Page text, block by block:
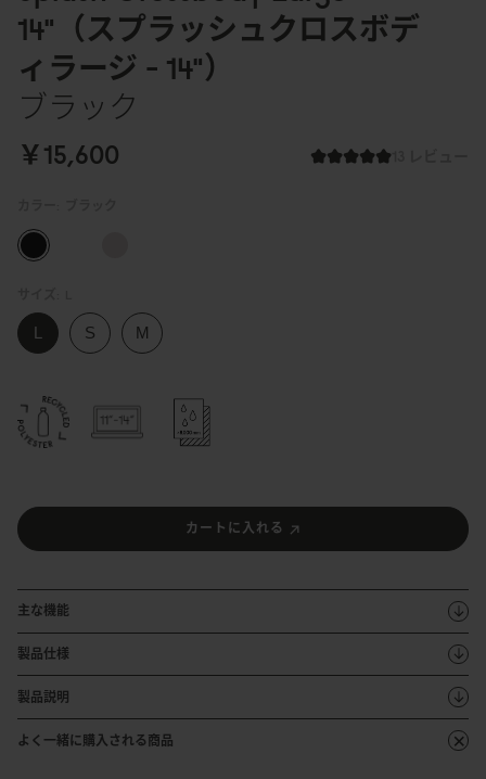
14"（スプラッシュクロスボデ
ィラージ - 14"）
ブラック
￥15,600
カートに入れる
主な機能
製品仕様
製品説明
よく一緒に購入される商品